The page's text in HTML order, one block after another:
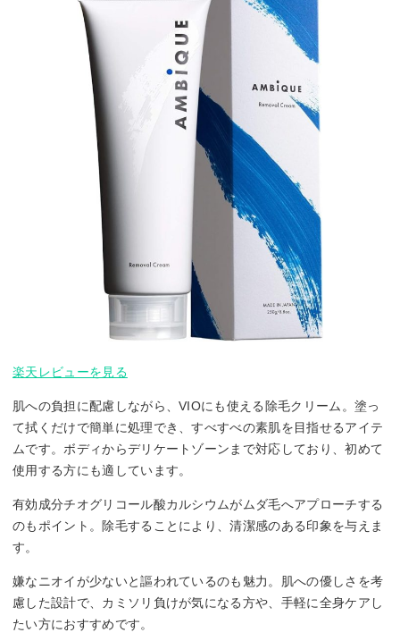
楽天レビューを見る
肌への負担に配慮しながら、VIOにも使える除毛クリーム。塗っ
て拭くだけで簡単に処理でき、すべすべの素肌を目指せるアイテ
ムです。ボディからデリケートゾーンまで対応しており、初めて
使用する方にも適しています。
有効成分チオグリコール酸カルシウムがムダ毛へアプローチする
のもポイント。除毛することにより、清潔感のある印象を与えま
す。
嫌なニオイが少ないと謳われているのも魅力。肌への優しさを考
慮した設計で、カミソリ負けが気になる方や、手軽に全身ケアし
たい方におすすめです。